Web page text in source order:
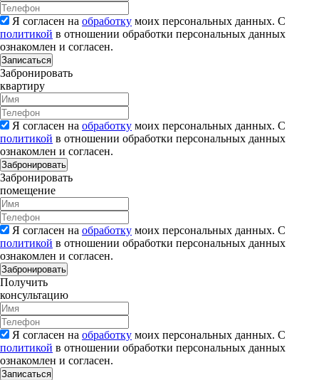
Я согласен на обработку моих персональных данных. С
политикой в отношении обработки персональных данных
ознакомлен и согласен.
Записаться
Забронировать
квартиру
Я согласен на обработку моих персональных данных. С
политикой в отношении обработки персональных данных
ознакомлен и согласен.
Забронировать
Забронировать
помещение
Я согласен на обработку моих персональных данных. С
политикой в отношении обработки персональных данных
ознакомлен и согласен.
Забронировать
Получить
консультацию
Я согласен на обработку моих персональных данных. С
политикой в отношении обработки персональных данных
ознакомлен и согласен.
Записаться